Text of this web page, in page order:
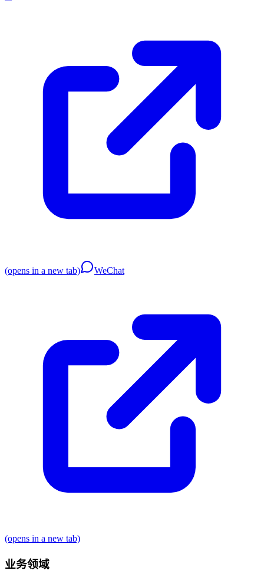
(opens in a new tab) WeChat
(opens in a new tab)
业务领域